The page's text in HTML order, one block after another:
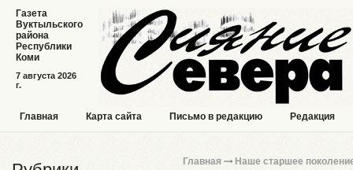
7 августа 2026
г.
Газета
Вуктыльского
района
Республики
Коми
Главная Карта сайта Письмо в редакцию Редакция
Главная Наше старшее